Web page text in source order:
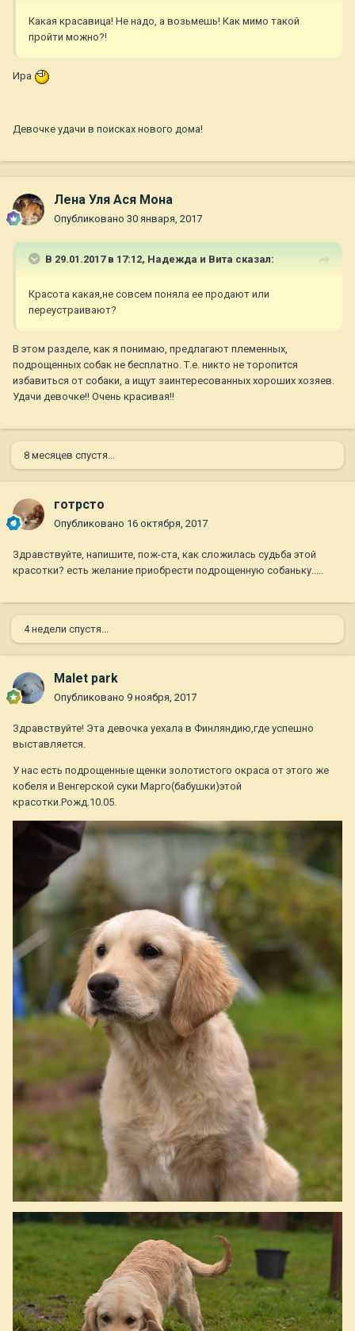
Какая красавица! Не надо, а возьмешь! Как мимо такой
пройти можно?!
Ира
Девочке удачи в поисках нового дома!
Лена Уля Ася Мона
Опубликовано 30 января, 2017
В 29.01.2017 в 17:12, Надежда и Вита сказал:
Красота какая,не совсем поняла ее продают или
переустраивают?
В этом разделе, как я понимаю, предлагают племенных,
подрощенных собак не бесплатно. Т.е. никто не торопится
избавиться от собаки, а ищут заинтересованных хороших хозяев.
Удачи девочке!! Очень красивая!!
8 месяцев спустя...
готрсто
Опубликовано 16 октября, 2017
Здравствуйте, напишите, пож-ста, как сложилась судьба этой
красотки? есть желание приобрести подрощенную собаньку.....
4 недели спустя...
Malet park
Опубликовано 9 ноября, 2017
Здравствуйте! Эта девочка уехала в Финляндию,где успешно
выставляется.
У нас есть подрощенные щенки золотистого окраса от этого же
кобеля и Венгерской суки Марго(бабушки)этой
красотки.Рожд.10.05.